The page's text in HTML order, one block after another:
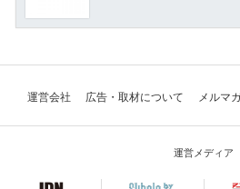
運営会社 広告・取材について メルマ
運営メディア